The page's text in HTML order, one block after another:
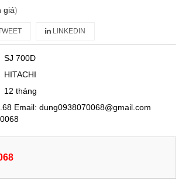
giá)
LINKEDIN
SJ 700D
HITACHI
12 tháng
Email: dung0938070068@gmail.com